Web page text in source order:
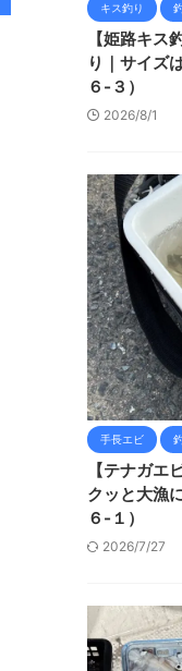
キス釣り
【姫路キス
り｜サイズ
６-３）
2026/8/1
手長エビ
【テナガエ
クッと大漁
６-１）
2026/7/27